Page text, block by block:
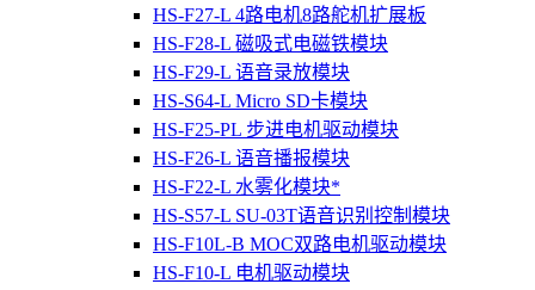
HS-F27-L 4路电机8路舵机扩展板
HS-F28-L 磁吸式电磁铁模块
HS-F29-L 语音录放模块
HS-S64-L Micro SD卡模块
HS-F25-PL 步进电机驱动模块
HS-F26-L 语音播报模块
HS-F22-L 水雾化模块*
HS-S57-L SU-03T语音识别控制模块
HS-F10L-B MOC双路电机驱动模块
HS-F10-L 电机驱动模块